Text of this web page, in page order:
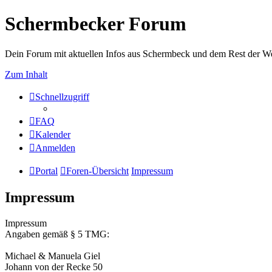
Schermbecker Forum
Dein Forum mit aktuellen Infos aus Schermbeck und dem Rest der
Zum Inhalt
Schnellzugriff
FAQ
Kalender
Anmelden
Portal Foren-Übersicht Impressum
Impressum
Impressum
Angaben gemäß § 5 TMG:
Michael & Manuela Giel
Johann von der Recke 50